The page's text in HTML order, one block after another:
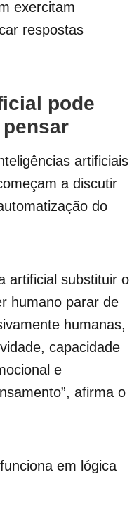
exercitam
respostas
pode
pensar
artificiais
a discutir
do
artificial substituir o
humano parar de
humanas,
capacidade
e
afirma o
em lógica